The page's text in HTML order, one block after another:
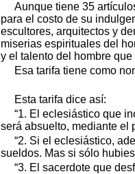
Aunque tiene 35
para el costo de su
escultores, arquitectos y
miserias espirituales del
y el talento del hombre
Esa tarifa tiene como
Esta tarifa dice así:
“1. El eclesiástico que
será absuelto, mediante el
“2. Si el eclesiástico,
sueldos. Mas si sólo
“3. El sacerdote que